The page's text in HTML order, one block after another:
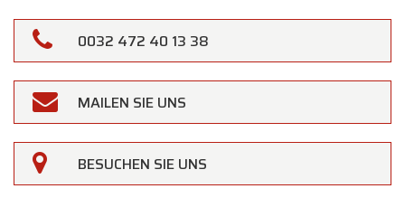
0032 472 40 13 38
MAILEN SIE UNS
BESUCHEN SIE UNS ×
Oldtimerfarm